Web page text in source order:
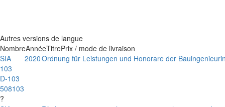
Autres versions de langue
NombreAnnéeTitrePrix / mode de livraison
SIA
103
D-103
508103
?
2020Ordnung für Leistungen und Honorare der